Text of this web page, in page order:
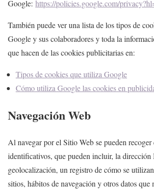
Google: https://policies.google.com/
También puede ver una lista de los tipos de
Google y sus colaboradores y toda la
que hacen de las cookies publicitarias en:
Tipos de cookies que utiliza Google
Cómo utiliza Google las cookies en
Navegación Web
Al navegar por el Sitio Web se pueden recoger
identificativos, que pueden incluir, la dirección
geolocalización, un registro de cómo se
sitios, hábitos de navegación y otros datos que